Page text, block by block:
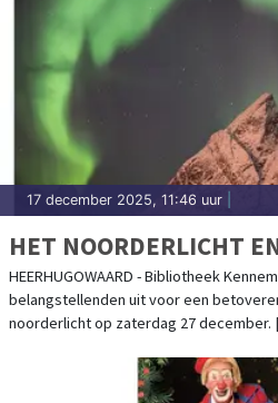
17 december 2025, 11:46 uur
HET NOORDERLICHT
HEERHUGOWAARD - Bibliotheek
belangstellenden uit voor een
noorderlicht op zaterdag 27 december.